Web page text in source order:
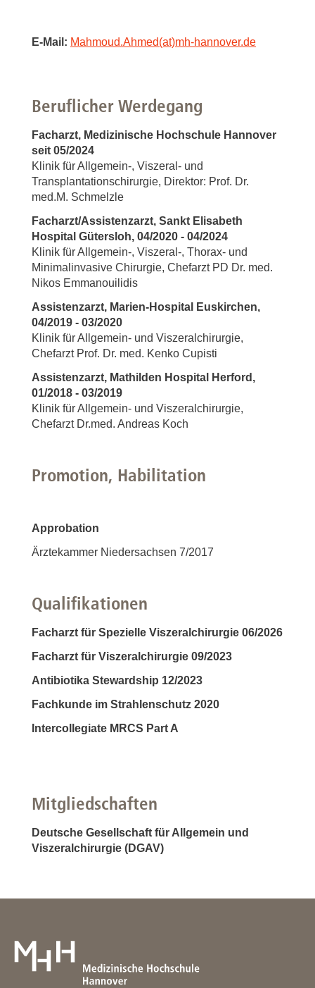
E-Mail: Mahmoud.Ahmed(at)mh-hannover.de
Beruflicher Werdegang
Facharzt, Medizinische Hochschule Hannover
seit 05/2024
Klinik für Allgemein-, Viszeral- und
Transplantationschirurgie, Direktor: Prof. Dr.
med.M. Schmelzle
Facharzt/Assistenzarzt, Sankt Elisabeth
Hospital Gütersloh, 04/2020 - 04/2024
Klinik für Allgemein-, Viszeral-, Thorax- und
Minimalinvasive Chirurgie, Chefarzt PD Dr. med.
Nikos Emmanouilidis
Assistenzarzt, Marien-Hospital Euskirchen,
04/2019 - 03/2020
Klinik für Allgemein- und Viszeralchirurgie,
Chefarzt Prof. Dr. med. Kenko Cupisti
Assistenzarzt, Mathilden Hospital Herford,
01/2018 - 03/2019
Klinik für Allgemein- und Viszeralchirurgie,
Chefarzt Dr.med. Andreas Koch
Promotion, Habilitation
Approbation
Ärztekammer Niedersachsen 7/2017
Qualifikationen
Facharzt für Spezielle Viszeralchirurgie 06/2026
Facharzt für Viszeralchirurgie 09/2023
Antibiotika Stewardship 12/2023
Fachkunde im Strahlenschutz 2020
Intercollegiate MRCS Part A
Mitgliedschaften
Deutsche Gesellschaft für Allgemein und
Viszeralchirurgie (DGAV)